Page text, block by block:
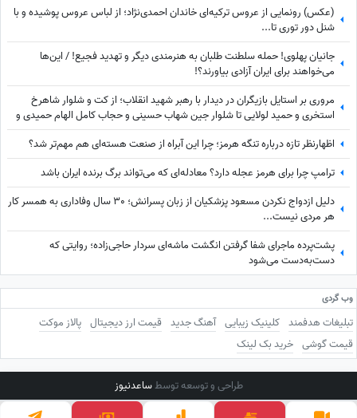
(عکس) رونمایی از عروس ترکیه‌ای خاندان احمدی‌نژاد؛ از لباس عروس پوشیده و با
شنل دور توری تا...
جانیان پهلوی! حمله سلطنت طلبان به هنرمندی دیگر و تهدید فجیع! / این‌ها
می‌خواهند برای ایران آزادی بیاورند؟!
مروری بر استایل بازیگران در دیدار با رهبر شهید انقلاب؛ از کت و شلوار شاهرخ
استخری و حمید لولایی تا شلوار جین شهاب حسینی و حجاب کامل الهام حمیدی و
بهاره افشاری با مقنعه+عکس
اظهارنظر تازه درباره تنگه هرمز؛ چرا این آبراه از صنعت هسته‌ای هم مهم‌تر شد؟
ترامپ چرا برای هرمز عجله دارد؟ معادله‌ای که می‌تواند برگ برنده ایران باشد
دلیل ازدواج نکردن مسعود پزشکیان از زبان پسرانش؛ 30 سال وفاداری به همسر کار
هر مردی نیست...
پشت‌پرده ماجرای شفا گرفتن انگشت ماشه‌ای سردار حاجی‌زاده؛ روایتی که
دست‌به‌دست می‌شود
وب گردی
تبلیغات هدفمند کلینیک زیبایی آهنگ جدید قیمت ارز دیجیتال پالاز موکت
قیمت گوشی خرید بک لینک
طراحی و توسعه توسطساعدنیوز